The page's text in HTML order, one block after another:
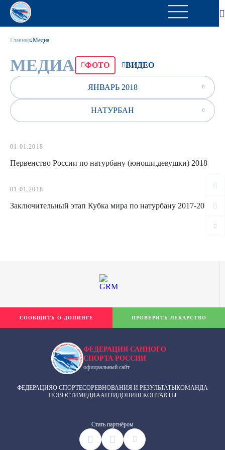
Главная Медиа
МЕДИА ФОТО ВИДЕО
ЯНВАРЬ 2018
НАТУРБАН
01.01.2018
Первенство России по натурбану (юноши,девушки) 2018
01.01.2018
Заключительный этап Кубка мира по натурбану 2017-2018
ФЕДЕРАЦИЯ САННОГО
СПОРТА РОССИИ
официальный сайт
ФЕДЕРАЦИЯО СПОРТЕСОРЕВНОВАНИЯ И РЕЗУЛЬТАТЫКОМАНДА
НОВОСТИМЕДИААНТИДОПИНГКОНТАКТЫ
Cтать партнёром
СООБЩИТЬ О ДОПИНГЕ ПРОВЕРИТЬ ЛЕКАРСТВО